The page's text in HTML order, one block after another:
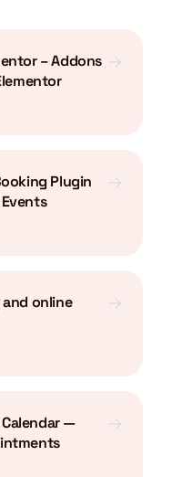
– Addons
Plugin
and online
—